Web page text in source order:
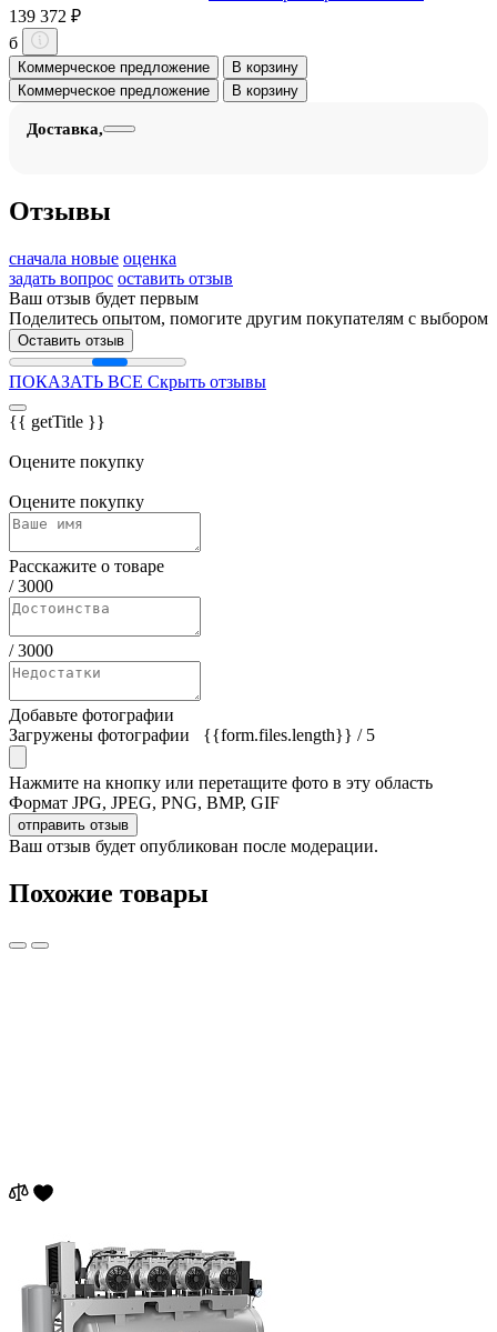
139 372 ₽
б
Коммерческое предложение
В корзину
Коммерческое предложение
В корзину
Доставка,
Отзывы
сначала новые оценка
задать вопрос оставить отзыв
Ваш отзыв будет первым
Поделитесь опытом, помогите другим покупателям с выбором
Оставить отзыв
ПОКАЗАТЬ ВСЕ Скрыть отзывы
{{ getTitle }}
Оцените покупку
Оцените покупку
Расскажите о товаре
/3000
/3000
Добавьте фотографии
Загружены фотографии
{{form.files.length}} / 5
Нажмите на кнопку или перетащите фото в эту область
Формат JPG, JPEG, PNG, BMP, GIF
отправить отзыв
Ваш отзыв будет опубликован после модерации.
Похожие товары